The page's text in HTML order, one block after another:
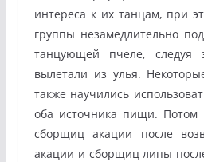
интереса к их танцам, при
группы незамедлительно
танцующей пчеле, следуя
вылетали из улья.
также научились
оба источника пищи. Потом
сборщиц акации после
акации и сборщиц липы